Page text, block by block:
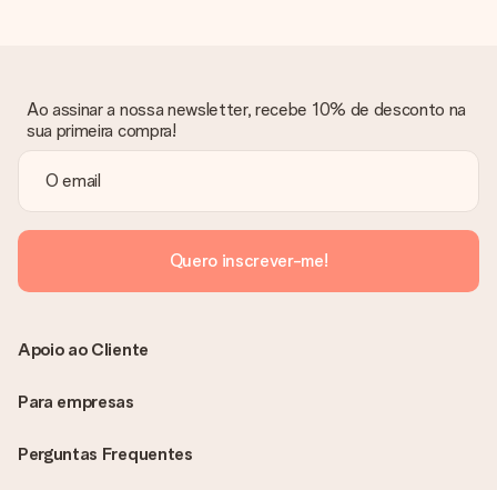
Ao assinar a nossa newsletter, recebe 10% de desconto na
sua primeira compra!
Quero inscrever-me!
Perguntas Frequentes
Apoio ao Cliente
Para empresas